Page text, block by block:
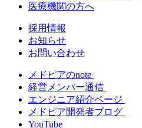
医療機関の方へ
採用情報
お知らせ
お問い合わせ
メドピアのnote
経営メンバー通信
エンジニア紹介ページ
メドピア開発者ブログ
YouTube